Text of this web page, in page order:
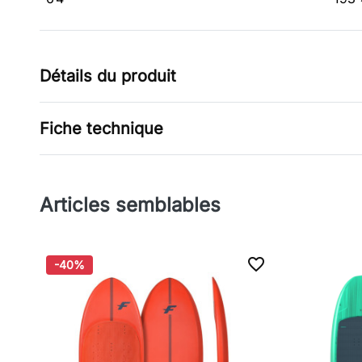
Détails du produit
Fiche technique
Articles semblables
-40% favorite_border